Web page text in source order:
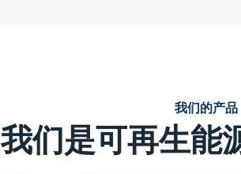
我们的产品
我们是可再生能